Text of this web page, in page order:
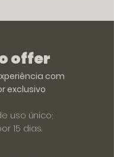
offer
com
exclusivo
uso único;
15 dias.